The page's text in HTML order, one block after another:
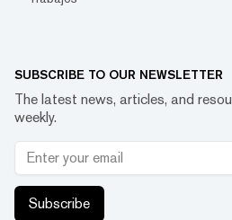
SUBSCRIBE TO OUR NEWSLETTER
The latest news, articles, and
weekly.
Subscribe